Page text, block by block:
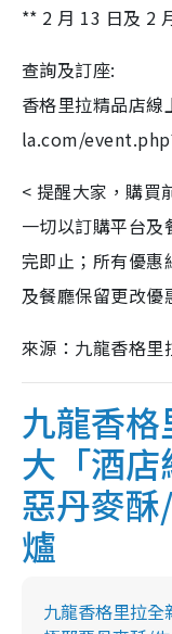
** 2 月 13 日及 2
查詢及訂座:
香格里拉精品店
la.com/
< 提醒大家，購買
一切以訂購平台
完即止；所有優
及餐廳保留更改
來源：九龍香格里
九龍香
大「酒
惡丹麥
爐
九龍香格里拉